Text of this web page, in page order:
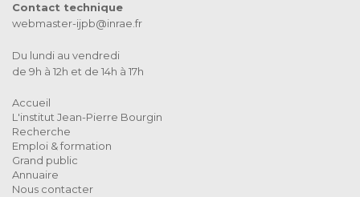
Contact technique
webmaster-ijpb@inrae.fr
Du lundi au vendredi
de 9h à 12h et de 14h à 17h
Accueil
L'institut Jean-Pierre Bourgin
Recherche
Emploi & formation
Grand public
Annuaire
Nous contacter